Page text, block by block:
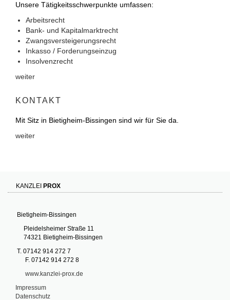
Unsere Tätigkeitsschwerpunkte umfassen:
Arbeitsrecht
Bank- und Kapitalmarktrecht
Zwangsversteigerungsrecht
Inkasso / Forderungseinzug
Insolvenzrecht
weiter
KONTAKT
Mit Sitz in Bietigheim-Bissingen sind wir für Sie da.
weiter
KANZLEI PROX
Bietigheim-Bissingen
Pleidelsheimer Straße 11
74321 Bietigheim-Bissingen
T. 07142 914 272 7
F. 07142 914 272 8
www.kanzlei-prox.de
Impressum
Datenschutz